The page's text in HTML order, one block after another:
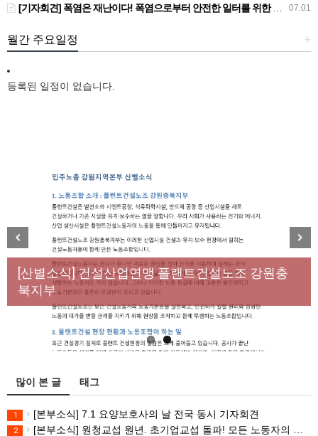
07.01
[기자회견] 폭염은 재난이다! 폭염으로부터 안전한 일터를 위한 민주노총 강원지역본부 폭염감시단 선포 기자회견
+
월간 주요일정
등록된 일정이 없습니다.
[성명] 막을 수 있었던 죽음, HL만도가 책임져라 : 청
년노동자 사망사고의 철저한 진상규명과 재발방지
대책 마련하라
[산별소식] 건설산업연맹 플랜트건설노조 강원충
북지부
Previous Next
많이 본 글 태그
1 [본부소식] 7.1 요양보호사의 날 전국 동시 기자회견
2 [본부소식] 원청교섭 원년. 초기업교섭 돌파! 모든 노동자의 노동기본권 쟁취! 민주노총 7.15 총파업대회